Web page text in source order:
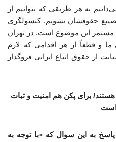
به هر طریقی که بتوانیم از
حقوقشان بشویم. کنسولگری
این موضوع است. در تهران
و قطعاً از هر اقدامی که لازم
از حقوق اتباع ایرانی فروگذار
برای پکن هم امنیت و ثبات
است
به این سوال که «با توجه به